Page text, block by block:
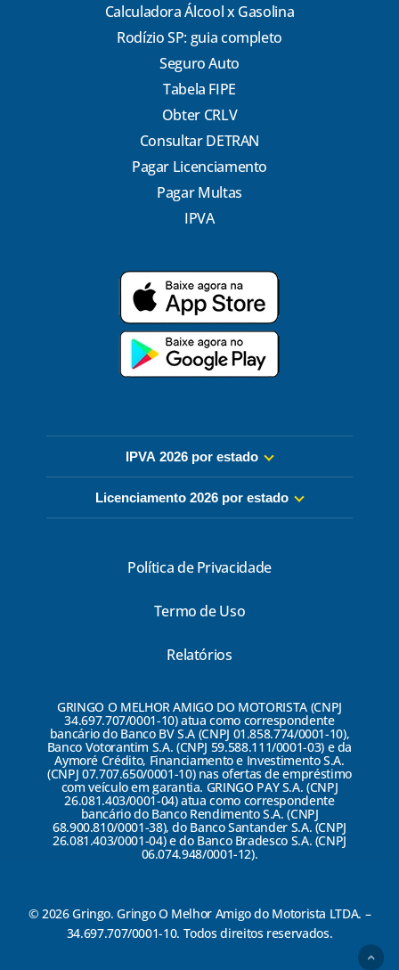
Calculadora Álcool x Gasolina
Rodízio SP: guia completo
Seguro Auto
Tabela FIPE
Obter CRLV
Consultar DETRAN
Pagar Licenciamento
Pagar Multas
IPVA
IPVA 2026 por estado
Licenciamento 2026 por estado
Política de Privacidade
Termo de Uso
Relatórios
GRINGO O MELHOR AMIGO DO MOTORISTA (CNPJ
34.697.707/0001-10) atua como correspondente
bancário do Banco BV S.A (CNPJ 01.858.774/0001-10),
Banco Votorantim S.A. (CNPJ 59.588.111/0001-03) e da
Aymoré Crédito, Financiamento e Investimento S.A.
(CNPJ 07.707.650/0001-10) nas ofertas de empréstimo
com veículo em garantia. GRINGO PAY S.A. (CNPJ
26.081.403/0001-04) atua como correspondente
bancário do Banco Rendimento S.A. (CNPJ
68.900.810/0001-38), do Banco Santander S.A. (CNPJ
26.081.403/0001-04) e do Banco Bradesco S.A. (CNPJ
06.074.948/0001-12).
© 2026 Gringo. Gringo O Melhor Amigo do Motorista LTDA. –
34.697.707/0001-10. Todos direitos reservados.